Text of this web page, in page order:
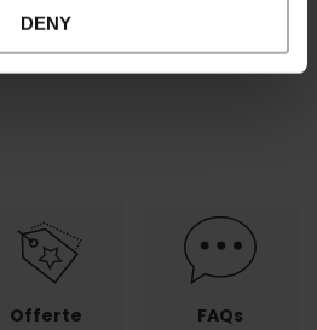
DENY
Offerte FAQs